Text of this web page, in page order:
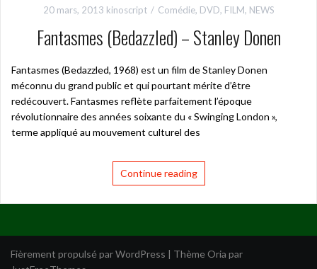
20 mars, 2013 kinoscript Comédie, DVD, FILM, NEWS
Fantasmes (Bedazzled) – Stanley Donen
Fantasmes (Bedazzled, 1968) est un film de Stanley Donen
méconnu du grand public et qui pourtant mérite d’être
redécouvert. Fantasmes reflète parfaitement l’époque
révolutionnaire des années soixante du « Swinging London »,
terme appliqué au mouvement culturel des
Continue reading
Fièrement propulsé par WordPress | Thème Oria par